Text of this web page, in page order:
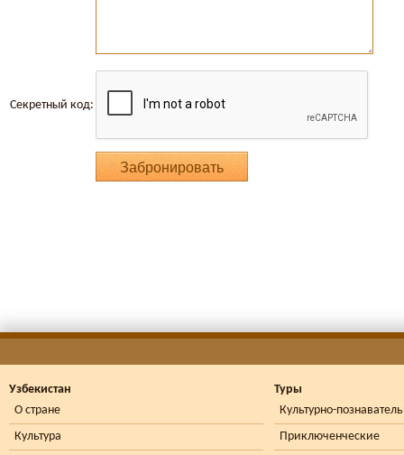
Секретный код:
Узбекистан
О стране
Культура
Туры
Культурно-
Приключенческие